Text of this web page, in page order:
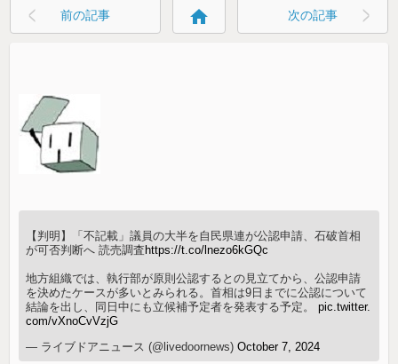
前の記事 home 次の記事
【判明】「不記載」議員の大半を自民県連が公認申請、石破首相
が可否判断へ 読売調査 https://t.co/lnezo6kGQc
地方組織では、執行部が原則公認するとの見立てから、公認申請
を決めたケースが多いとみられる。首相は9日までに公認について
結論を出し、同日中にも立候補予定者を発表する予定。pic.twitter.
com/vXnoCvVzjG
— ライブドアニュース (@livedoornews)October 7, 2024